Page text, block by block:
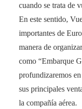
cuando se trata de
En este sentido,
importantes de
manera de
como “Embarque
profundizaremos
sus principales
la compañía aérea.